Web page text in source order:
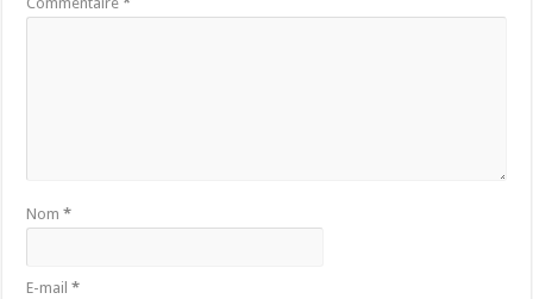
Nom*
E-mail*